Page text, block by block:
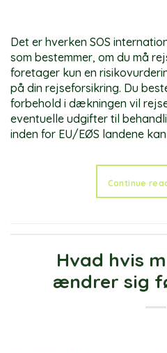
Det er hverken SOS
som bestemmer, om du må
foretager kun en
på din rejseforsikring. Du
forbehold i dækningen vil
eventuelle udgifter til
inden for EU/EØS landene
Continue
Hvad hvis
ændrer sig